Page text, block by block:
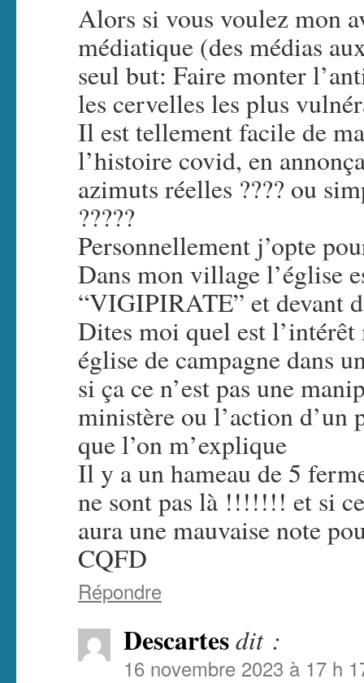
Alors si vous voulez mon
médiatique (des médias
seul but: Faire monter
les cervelles les plus
Il est tellement facile de
l’histoire covid, en
azimuts réelles ???? ou
?????
Personnellement j’opte
Dans mon village l’église
“VIGIPIRATE” et devant
Dites moi quel est
église de campagne dans
si ça ce n’est pas une
ministère ou l’action d’un
que l’on m’explique
Il y a un hameau de 5
ne sont pas là !!!!!!! et si
aura une mauvaise note
CQFD
Répondre
Descartesdit :
16 novembre 2023 à 17 h